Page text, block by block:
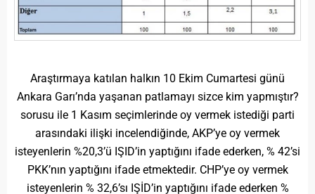
Araştırmaya katılan halkın 10 Ekim Cumartesi günü
Ankara Garı’nda yaşanan patlamayı sizce kim yapmıştır?
sorusu ile 1 Kasım seçimlerinde oy vermek istediği parti
arasındaki ilişki incelendiğinde, AKP’ye oy vermek
isteyenlerin %20,3’ü IŞID’in yaptığını ifade ederken, % 42’si
PKK’nın yaptığını ifade etmektedir. CHP’ye oy vermek
isteyenlerin % 32,6’sı IŞİD’in yaptığını ifade ederken %